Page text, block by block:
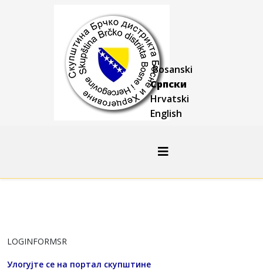
Bosanski
Српски
Hrvatski
English
LOGINFORMSR
Улогујте се на портал скупштине